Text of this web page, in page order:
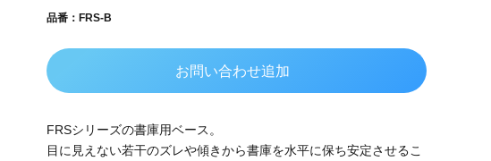
品番：FRS-B
お問い合わせ追加
FRSシリーズの書庫用ベース。
目に見えない若干のズレや傾きから書庫を水平に保ち安定させるこ